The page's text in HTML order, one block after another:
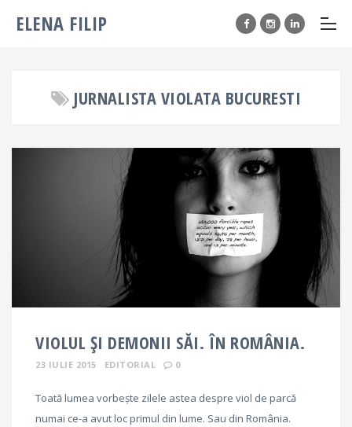
ELENA FILIP
JURNALISTA VIOLATA BUCURESTI
VIOLUL ŞI DEMONII SĂI. ÎN ROMÂNIA.
23 IULIE 2015 EDITORIAL 0
Toată lumea vorbeşte zilele astea despre viol de parcă
numai ce-a avut loc primul din lume. Sau din România.